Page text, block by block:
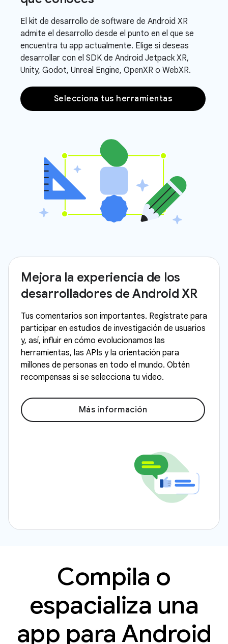
El kit de desarrollo de software de Android XR
admite el desarrollo desde el punto en el que se
encuentra tu app actualmente. Elige si deseas
desarrollar con el SDK de Android Jetpack XR,
Unity, Godot, Unreal Engine, OpenXR o WebXR.
Selecciona tus herramientas
Mejora la experiencia de los
desarrolladores de Android XR
Tus comentarios son importantes. Regístrate para
participar en estudios de investigación de usuarios
y, así, influir en cómo evolucionamos las
herramientas, las APIs y la orientación para
millones de personas en todo el mundo. Obtén
recompensas si se selecciona tu video.
Más información
Compila o
espacializa una
app para Android